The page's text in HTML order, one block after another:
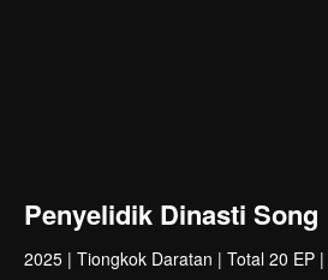
Penyelidik Dinasti Song
2025 | Tiongkok Daratan | Total 20 EP |